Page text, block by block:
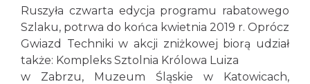
Ruszyła czwarta edycja programu rabatowego
Szlaku, potrwa do końca kwietnia 2019 r. Oprócz
Gwiazd Techniki w akcji zniżkowej biorą udział
także: Kompleks Sztolnia Królowa Luiza
w Zabrzu, Muzeum Śląskie w Katowicach,